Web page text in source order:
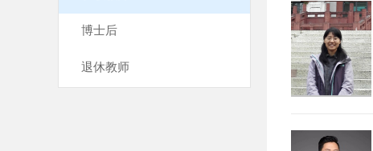
博士后
退休教师